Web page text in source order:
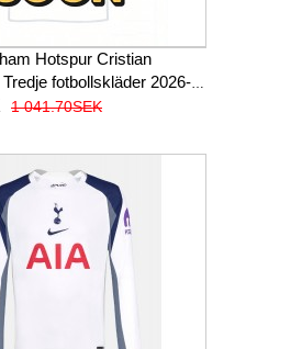
Hotspur Cristian
fotbollskläder 2026-
1 041.70SEK